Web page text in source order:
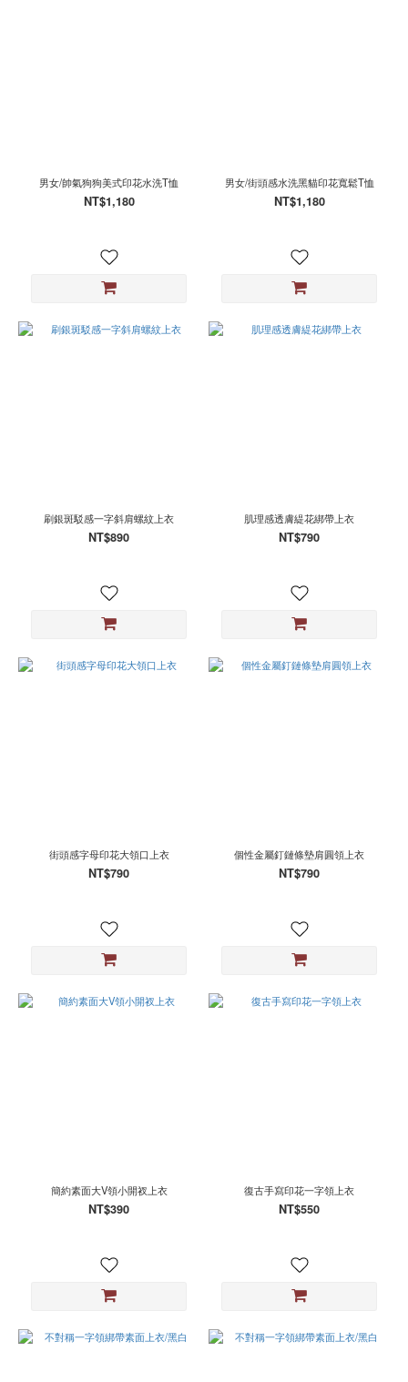
男女/帥氣狗狗美式印花水洗T恤
NT$1,180
男女/街頭感水洗黑貓印花寬鬆T恤
NT$1,180
刷銀斑駁感一字斜肩螺紋上衣
NT$890
肌理感透膚緹花綁帶上衣
NT$790
街頭感字母印花大領口上衣
NT$790
個性金屬釘鏈條墊肩圓領上衣
NT$790
簡約素面大V領小開衩上衣
NT$390
復古手寫印花一字領上衣
NT$550